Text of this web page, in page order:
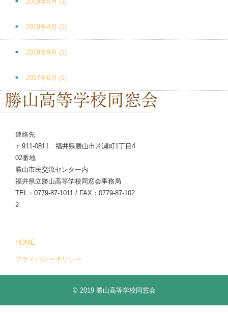
2019年4月 (1)
2018年9月 (1)
2017年6月 (1)
連絡先
〒911-0811 福井県勝山市片瀬町1丁目4
02番地
勝山市民交流センター内
福井県立勝山高等学校同窓会事務局
TEL：0779-87-1011 / FAX：0779-87-102
2
HOME
プライバシーポリシー
© 2019 勝山高等学校同窓会